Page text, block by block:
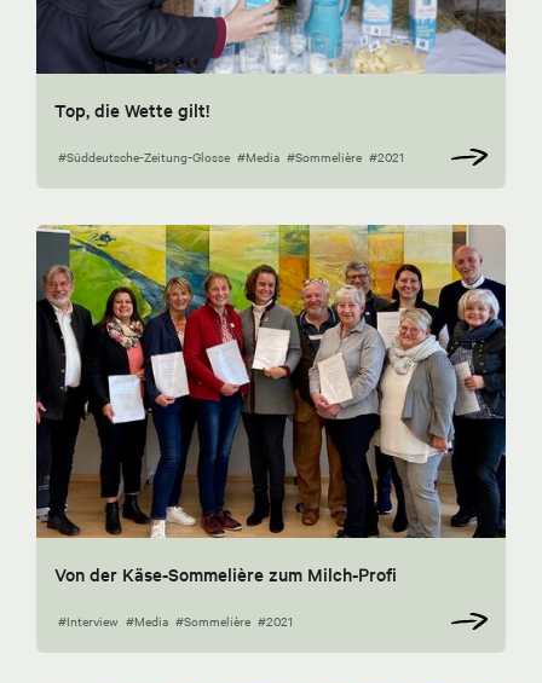
Top, die Wette gilt!
#Süddeutsche-Zeitung-Glosse #Media #Sommelière #2021
Von der Käse-Sommelière zum Milch-Profi
#Interview #Media #Sommelière #2021